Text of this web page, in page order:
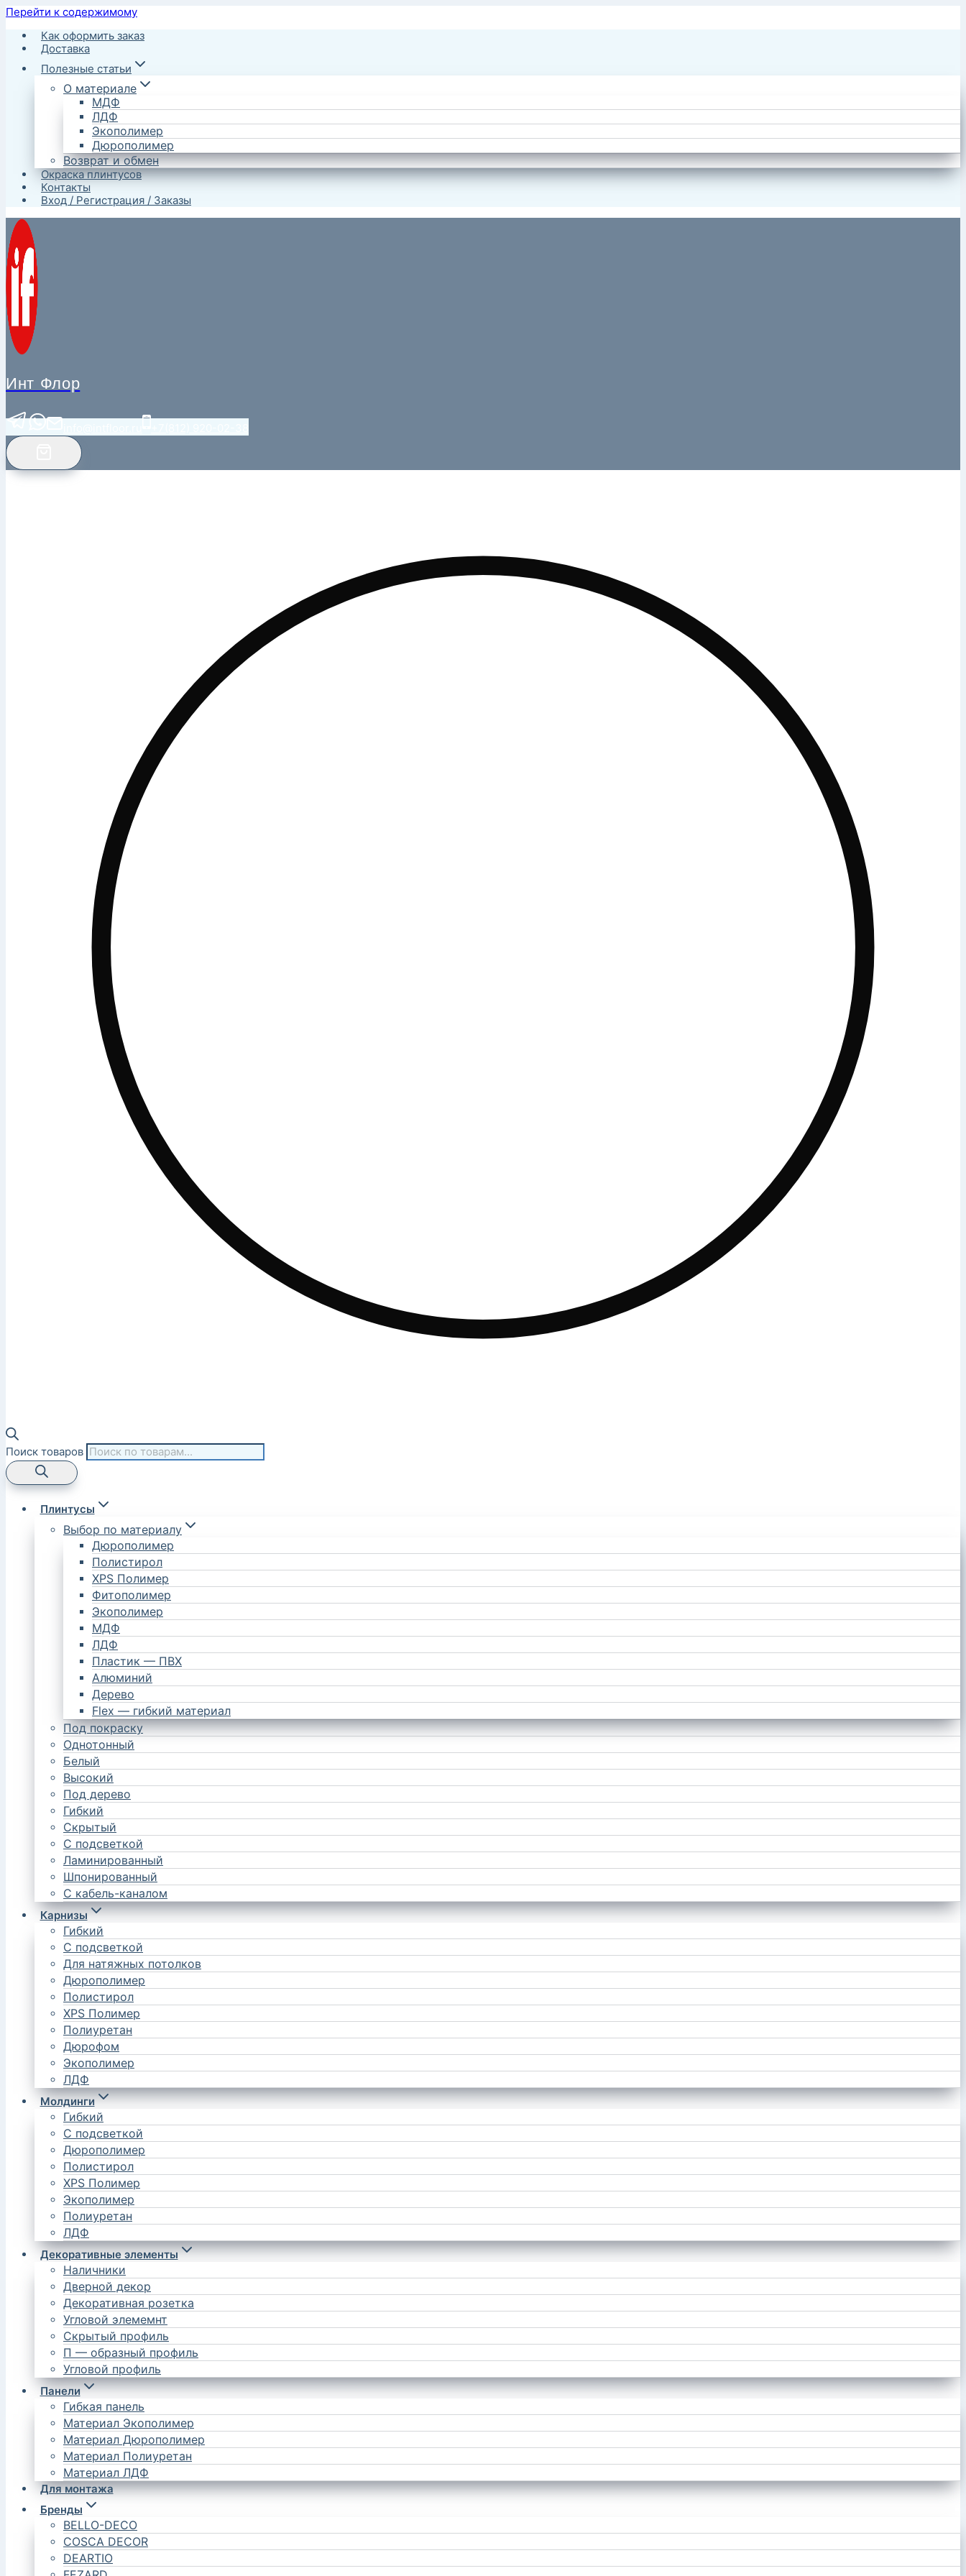
Перейти к содержимому
Как оформить заказ
Доставка
Полезные статьи
О материале
МДФ
ЛДФ
Экополимер
Дюрополимер
Возврат и обмен
Окраска плинтусов
Контакты
Вход / Регистрация / Заказы
Инт Флор
Поиск товаров
Плинтусы
Выбор по материалу
Дюрополимер
Полистирол
XPS Полимер
Фитополимер
Экополимер
МДФ
ЛДФ
Пластик — ПВХ
Алюминий
Дерево
Flex — гибкий материал
Под покраску
Однотонный
Белый
Высокий
Под дерево
Гибкий
Скрытый
С подсветкой
Ламинированный
Шпонированный
С кабель-каналом
Карнизы
Гибкий
С подсветкой
Для натяжных потолков
Дюрополимер
Полистирол
XPS Полимер
Полиуретан
Дюрофом
Экополимер
ЛДФ
Молдинги
Гибкий
С подсветкой
Дюрополимер
Полистирол
XPS Полимер
Экополимер
Полиуретан
ЛДФ
Декоративные элементы
Наличники
Дверной декор
Декоративная розетка
Угловой элемемнт
Скрытый профиль
П — образный профиль
Угловой профиль
Панели
Гибкая панель
Материал Экополимер
Материал Дюрополимер
Материал Полиуретан
Материал ЛДФ
Для монтажа
Бренды
BELLO-DECO
COSCA DECOR
DEARTIO